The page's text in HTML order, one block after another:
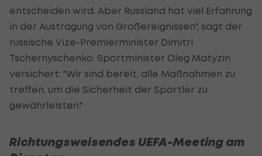
entscheiden wird. Aber Russland hat viel Erfahrung
in der Austragung von Großereignissen", sagt der
russische Vize-Premierminister Dimitri
Tschernyschenko. Sportminister Oleg Matyzin
versichert: "Wir sind bereit, alle Maßnahmen zu
treffen, um die Sicherheit der Sportler zu
gewährleisten."
Richtungsweisendes UEFA-Meeting am